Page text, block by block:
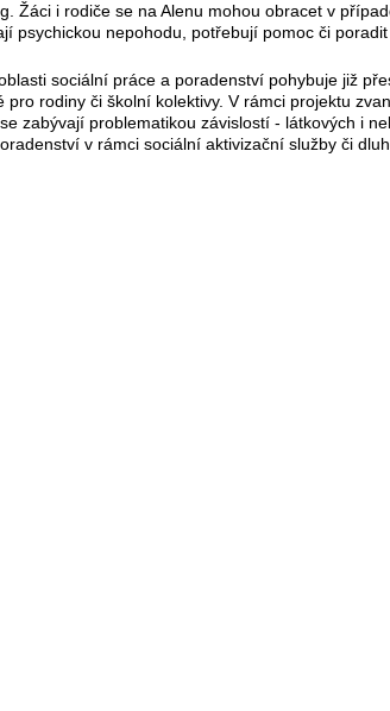
Žáci i rodiče se na Alenu mohou obracet v
psychickou nepohodu, potřebují pomoc či
sociální práce a poradenství pohybuje již
rodiny či školní kolektivy. V rámci projektu
zabývají problematikou závislostí - látkových i
v rámci sociální aktivizační služby či